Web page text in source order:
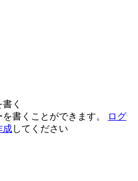
く
書くことができます。
ログ
成してください